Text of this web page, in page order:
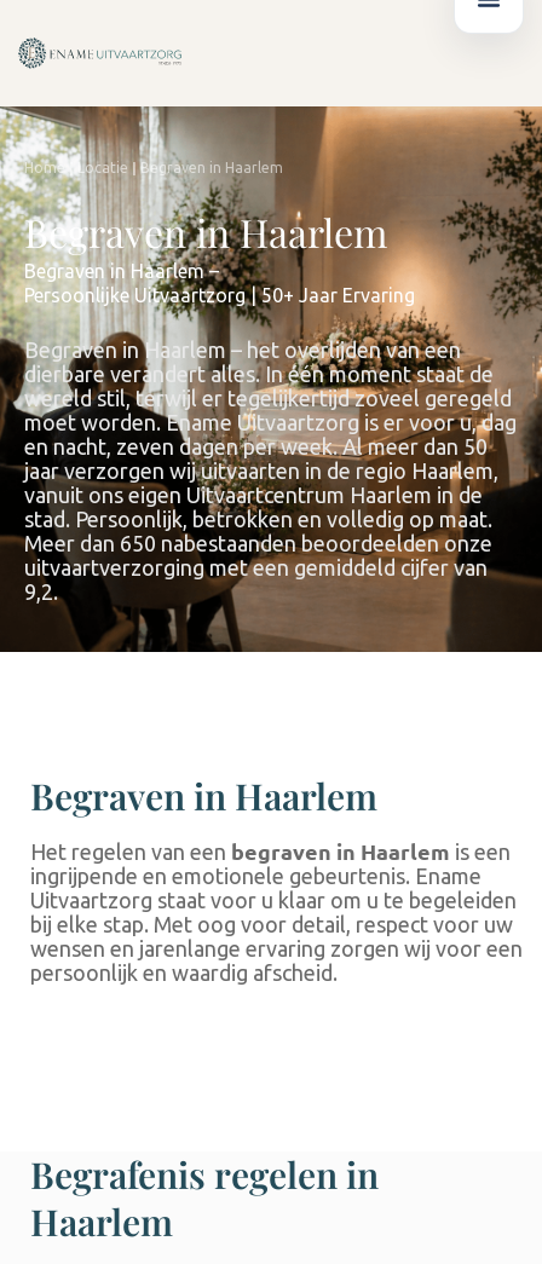
inhoud
naar
de
Home Locatie | Begraven in Haarlem
Begraven in Haarlem
Begraven in Haarlem –
Persoonlijke Uitvaartzorg | 50+ Jaar Ervaring
Begraven in Haarlem – het overlijden van een
dierbare verandert alles. In één moment staat de
wereld stil, terwijl er tegelijkertijd zoveel geregeld
moet worden. Ename Uitvaartzorg is er voor u, dag
en nacht, zeven dagen per week. Al meer dan 50
jaar verzorgen wij uitvaarten in de regio Haarlem,
vanuit ons eigen Uitvaartcentrum Haarlem in de
stad. Persoonlijk, betrokken en volledig op maat.
Meer dan 650 nabestaanden beoordeelden onze
uitvaartverzorging met een gemiddeld cijfer van
9,2.
Begraven in Haarlem
Het regelen van een begraven in Haarlem is een
ingrijpende en emotionele gebeurtenis. Ename
Uitvaartzorg staat voor u klaar om u te begeleiden
bij elke stap. Met oog voor detail, respect voor uw
wensen en jarenlange ervaring zorgen wij voor een
persoonlijk en waardig afscheid.
Begrafenis regelen in
Haarlem